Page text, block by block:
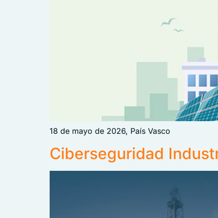
18 de mayo de 2026, País Vasco
Ciberseguridad